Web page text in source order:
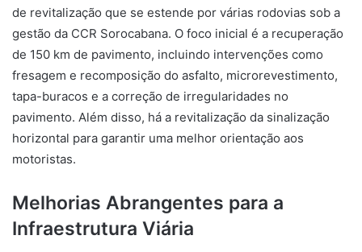
de revitalização que se estende por várias rodovias sob a
gestão da CCR Sorocabana. O foco inicial é a recuperação
de 150 km de pavimento, incluindo intervenções como
fresagem e recomposição do asfalto, microrevestimento,
tapa-buracos e a correção de irregularidades no
pavimento. Além disso, há a revitalização da sinalização
horizontal para garantir uma melhor orientação aos
motoristas.
Melhorias Abrangentes para a
Infraestrutura Viária